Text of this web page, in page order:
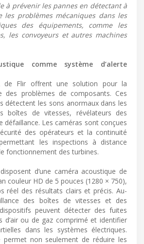
à prévenir les pannes en détectant à
les problèmes mécaniques dans les
des équipements, comme les
les convoyeurs et autres machines
comme système d’alerte
de Flir offrent une solution pour la
des problèmes de composants. Ces
détectent les sons anormaux dans les
boîtes de vitesses, révélateurs des
défaillance. Les caméras sont conçues
des opérateurs et la continuité
les inspections à distance
fonctionnement des turbines.
d’une caméra acoustique de
couleur HD de 5 pouces (1280 × 750),
réel des résultats clairs et précis. Au-
des boîtes de vitesses et des
peuvent détecter des fuites
d’air ou de gaz comprimé et identifier
dans les systèmes électriques.
permet non seulement de réduire les